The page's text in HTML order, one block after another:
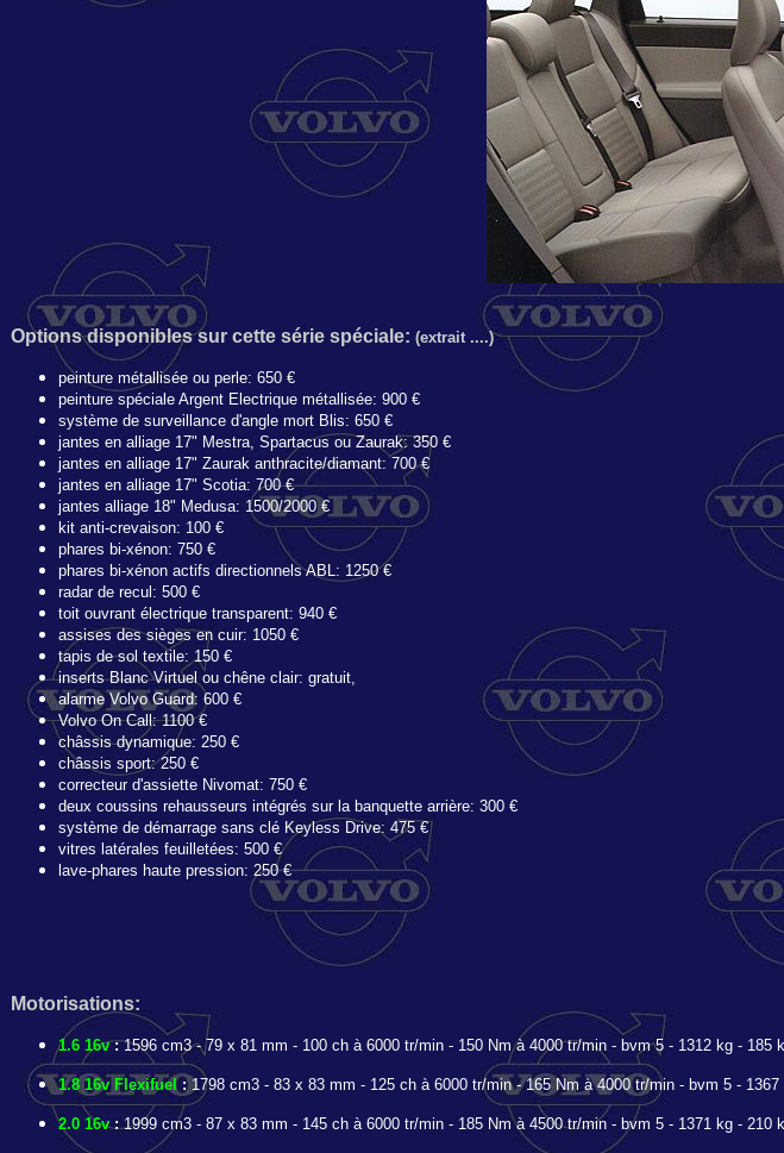
Options disponibles sur cette série spéciale: (extrait ....)
peinture métallisée ou perle: 650 €
peinture spéciale Argent Electrique métallisée: 900 €
système de surveillance d'angle mort Blis: 650 €
jantes en alliage 17" Mestra, Spartacus ou Zaurak: 350 €
jantes en alliage 17" Zaurak anthracite/diamant: 700 €
jantes en alliage 17" Scotia: 700 €
jantes alliage 18" Medusa: 1500/2000 €
kit anti-crevaison: 100 €
phares bi-xénon: 750 €
phares bi-xénon actifs directionnels ABL: 1250 €
radar de recul: 500 €
toit ouvrant électrique transparent: 940 €
assises des sièges en cuir: 1050 €
tapis de sol textile: 150 €
inserts Blanc Virtuel ou chêne clair: gratuit,
alarme Volvo Guard: 600 €
Volvo On Call: 1100 €
châssis dynamique: 250 €
châssis sport: 250 €
correcteur d'assiette Nivomat: 750 €
deux coussins rehausseurs intégrés sur la banquette arrière: 300 €
système de démarrage sans clé Keyless Drive: 475 €
vitres latérales feuilletées: 500 €
lave-phares haute pression: 250 €
Motorisations:
1.6 16v:1596 cm3 - 79 x 81 mm - 100 ch à 6000 tr/min - 150 Nm à 4000 tr/min - bvm 5 - 1312 kg - 185
1.8 16v Flexifuel: 1798 cm3 - 83 x 83 mm - 125 ch à 6000 tr/min - 165 Nm à 4000 tr/min - bvm 5 -
2.0 16v:1999 cm3 - 87 x 83 mm - 145 ch à 6000 tr/min - 185 Nm à 4500 tr/min - bvm 5 - 1371 kg - 210